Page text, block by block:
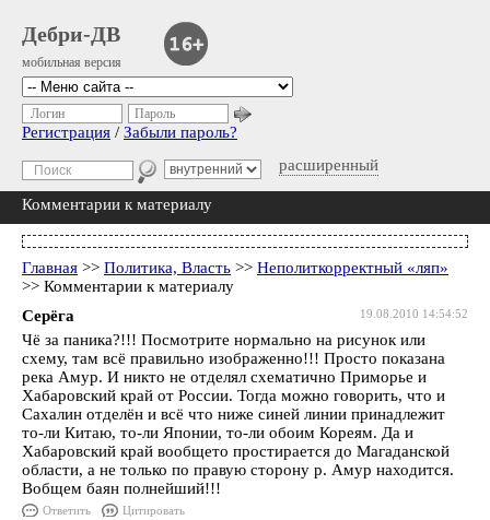
Дебри-ДВ
мобильная версия
расширенный
Логин Пароль
Регистрация / Забыли пароль?
Комментарии к материалу
Главная >> Политика, Власть >> Неполиткорректный «ляп»
>> Комментарии к материалу
19.08.2010 14:54:52
Серёга
Чё за паника?!!! Посмотрите нормально на рисунок или
схему, там всё правильно изображенно!!! Просто показана
река Амур. И никто не отделял схематично Приморье и
Хабаровский край от России. Тогда можно говорить, что и
Сахалин отделён и всё что ниже синей линии принадлежит
то-ли Китаю, то-ли Японии, то-ли обоим Кореям. Да и
Хабаровский край вообщето простирается до Магаданской
области, а не только по правую сторону р. Амур находится.
Вобщем баян полнейший!!!
Ответить Цитировать